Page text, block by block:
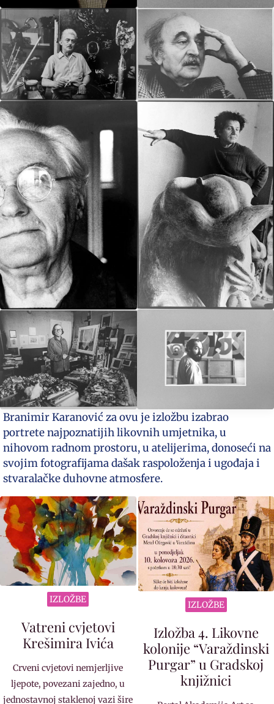
Branimir Karanović za ovu je izložbu izabrao
portrete najpoznatijih likovnih umjetnika, u
nihovom radnom prostoru, u atelijerima, donoseći na
svojim fotografijama dašak raspoloženja i ugođaja i
stvaralačke duhovne atmosfere.
IZLOŽBE
Vatreni cvjetovi
Krešimira Ivića
Crveni cvjetovi nemjerljive
ljepote, povezani zajedno, u
jednostavnoj staklenoj vazi šire
IZLOŽBE
Izložba 4. Likovne
kolonije “Varaždinski
Purgar” u Gradskoj
knjižnici